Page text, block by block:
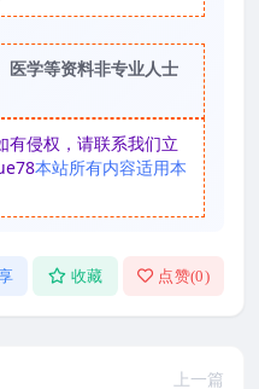
医学等资料非专业人士
有侵权，请联系我们立
本站所有内容适用本
收藏 点赞(0)
上一篇